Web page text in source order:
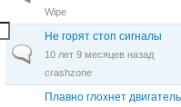
Wipe
Обычная тема
Не горят стоп сигналы
10 лет 9 месяцев назад
crashzone
Плавно глохнет